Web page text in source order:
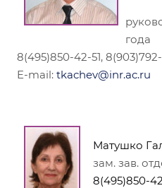
года
8(495)850-42-51,
E-mail: tkachev@inr.ac.ru
Матушко
зам. зав.
8(495)850-